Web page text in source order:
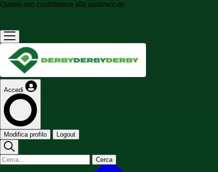
Questo sito contribuisce alla audience de
Accedi
Modifica profilo Logout
Cerca